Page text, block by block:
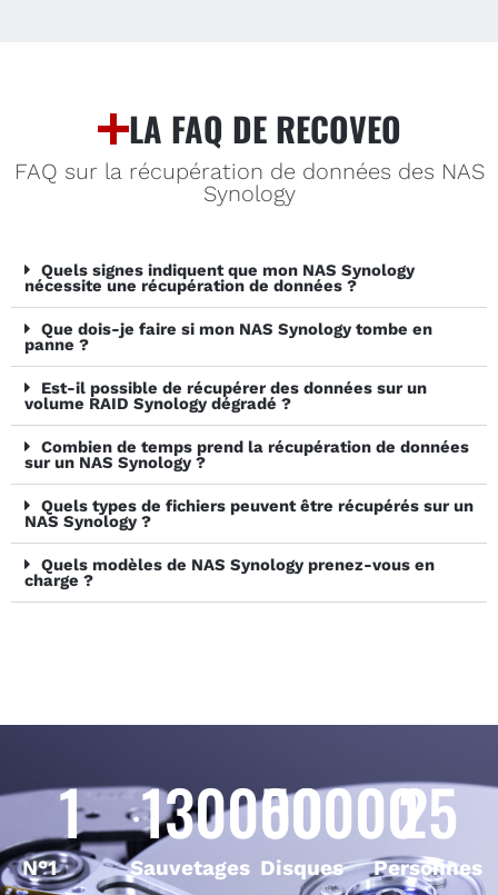
LA FAQ DE RECOVEO
FAQ sur la récupération de données des NAS
Synology
Quels signes indiquent que mon NAS Synology
nécessite une récupération de données ?
Que dois-je faire si mon NAS Synology tombe en
panne ?
Est-il possible de récupérer des données sur un
volume RAID Synology dégradé ?
Combien de temps prend la récupération de données
sur un NAS Synology ?
Quels types de fichiers peuvent être récupérés sur un
NAS Synology ?
Quels modèles de NAS Synology prenez-vous en
charge ?
N°1
1
Sauvetages
130000
Disques
50000
Personnes
25